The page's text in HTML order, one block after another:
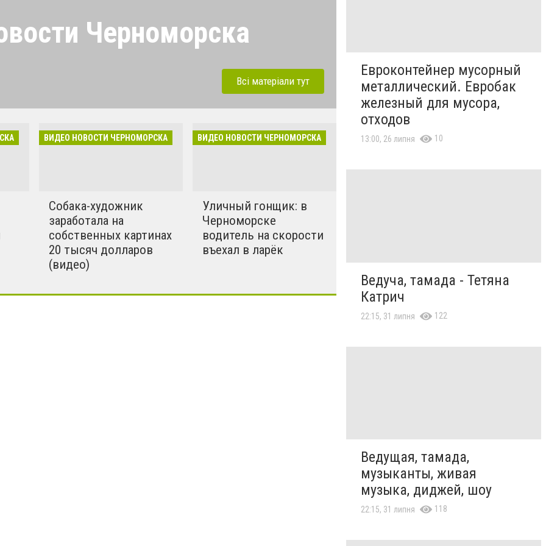
Черноморска
наше бесплатное
IOS / Android.
Всі матеріали тут
ВИДЕО НОВОСТИ ЧЕРНОМОРСКА
Собака-художник
заработала на
собственных картинах
20 тысяч долларов
(видео)
ВИДЕО НОВОСТИ ЧЕРНОМОРСКА
Уличный гонщик: в
Черноморске
водитель на скорости
въехал в ларёк
Евроконтейнер мусорный
металлический. Евробак
железный для мусора,
отходов
13:00, 26 липня 10
Ведуча, тамада - Тетяна
Катрич
22:15, 31 липня 122
Ведущая, тамада,
музыканты, живая
музыка, диджей, шоу
22:15, 31 липня 118